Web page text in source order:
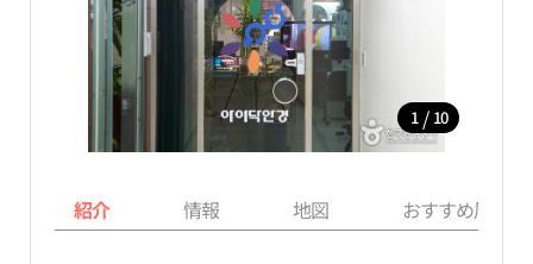
1 / 10
紹介 情報 地図 おすすめ周辺